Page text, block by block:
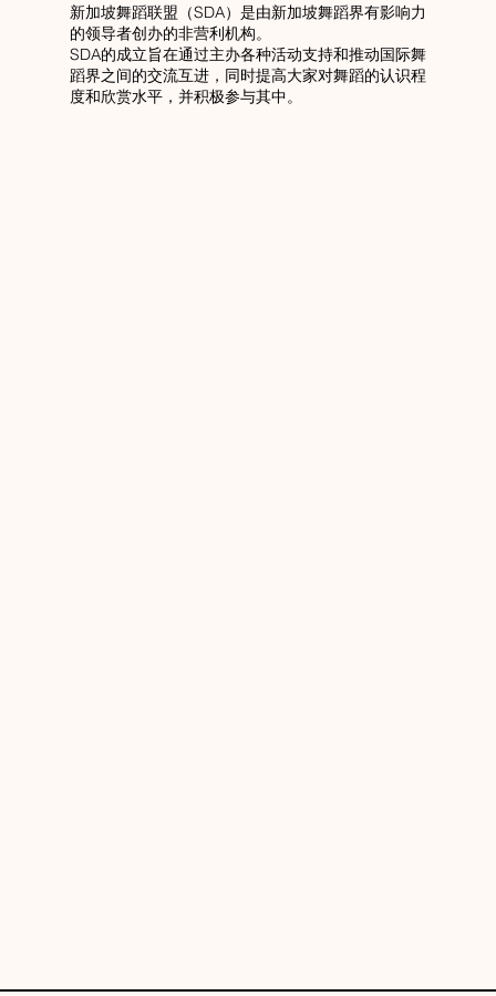
新加坡舞蹈联盟（SDA）是由新加坡舞蹈界有影响力
的领导者创办的非营利机构。
SDA的成立旨在通过主办各种活动支持和推动国际舞
蹈界之间的交流互进，同时提高大家对舞蹈的认识程
度和欣赏水平，并积极参与其中。